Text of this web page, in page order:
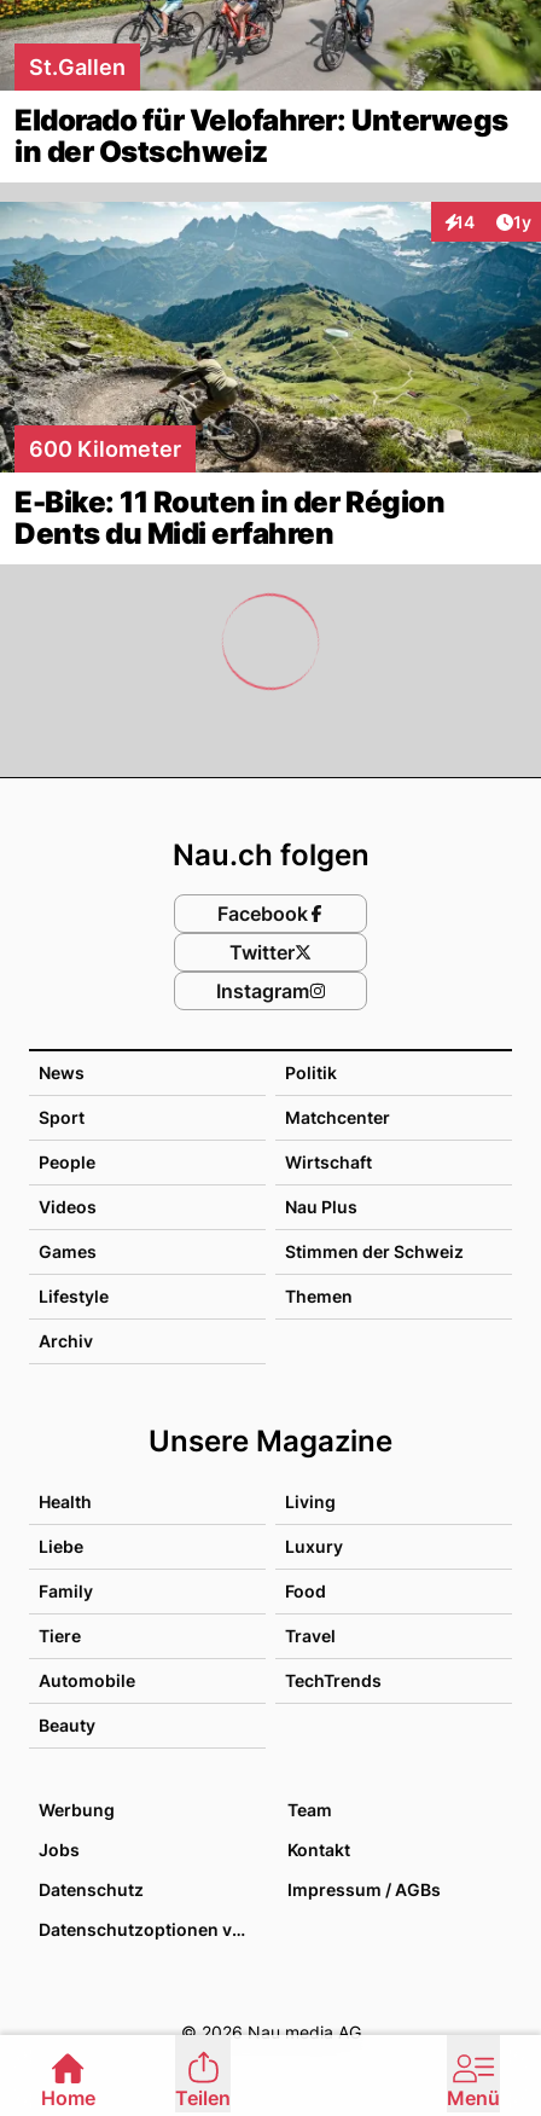
St.Gallen
Eldorado für Velofahrer: Unterwegs
in der Ostschweiz
14 1y
600 Kilometer
E-Bike: 11 Routen in der Région
Dents du Midi erfahren
News Politik
Sport Matchcenter
People Wirtschaft
Videos Nau Plus
Games Stimmen der Schweiz
Lifestyle Themen
Archiv
Unsere Magazine
Health Living
Liebe Luxury
Family Food
Tiere Travel
Automobile TechTrends
Beauty
Nau.ch folgen
Facebook
Twitter
Instagram
Werbung
Team
Jobs
Kontakt
Datenschutz
Impressum / AGBs
Datenschutzoptionen verwalten
© 2026 Nau media AG
Home Teilen Menü